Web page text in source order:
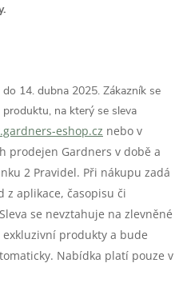
14. dubna 2025. Zákazník se
na který se sleva
eshop.cz nebo v
prodejen Gardners v době a
2 Pravidel. Při nákupu zadá
z aplikace, časopisu či
se nevztahuje na zlevněné
produkty a bude
Nabídka platí pouze v